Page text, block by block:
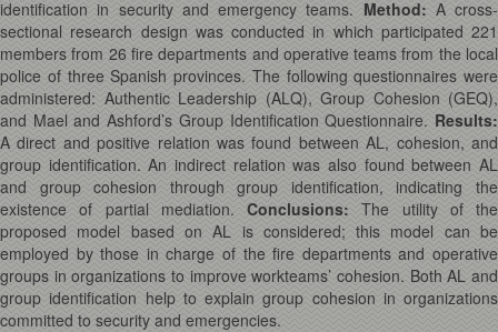
identification in security and emergency teams. Method: A cross-
sectional research design was conducted in which participated 221
members from 26 fire departments and operative teams from the local
police of three Spanish provinces. The following questionnaires were
administered: Authentic Leadership (ALQ), Group Cohesion (GEQ),
and Mael and Ashford’s Group Identification Questionnaire. Results:
A direct and positive relation was found between AL, cohesion, and
group identification. An indirect relation was also found between AL
and group cohesion through group identification, indicating the
existence of partial mediation. Conclusions: The utility of the
proposed model based on AL is considered; this model can be
employed by those in charge of the fire departments and operative
groups in organizations to improve workteams’ cohesion. Both AL and
group identification help to explain group cohesion in organizations
committed to security and emergencies.